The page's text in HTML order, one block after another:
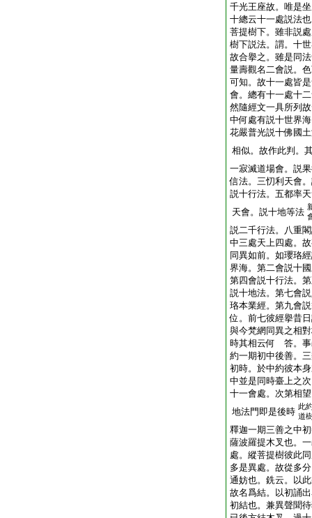
千光王座故。唯是
十總云十一處説法
菩提樹下。雖非説
樹下説法。謂。十
故合擧之。雖是同
量壽觀名二會説。
可知。故十一處皆
會。總有十一處十
然隨經文一具所列
中何處有説十世界
花嚴普光説十佛國
相似。故作此判。
一寂滅道場會。説
信法。三忉利天會
説十行法。五都率
天會。説十地等法
説二千行法。八重
中三處天上四處。
同異如前。如瓔珞
界海。第二會説十
第四會説十行法。
説十地法。第七會
珞本業經。第九會
位。前七彼經擧昔
與今梵網同異之相
時其相云何 答。事
約一期初中後善。
初時。於中約彼本
中並是同時臺上之
十一會處。次第相
地法門即是後時 此
道
釋迦一期三善之中
薩波羅提木叉也。
處。縱菩提樹彼此
多是異處。故從多
通妨也。銑云。以
故名爲結。以初誦
初結也。兼異聲聞